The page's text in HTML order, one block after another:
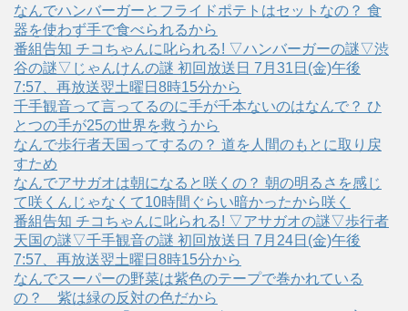
なんでハンバーガーとフライドポテトはセットなの？ 食
器を使わず手で食べられるから
番組告知 チコちゃんに叱られる! ▽ハンバーガーの謎▽渋
谷の謎▽じゃんけんの謎 初回放送日 7月31日(金)午後
7:57、再放送翌土曜日8時15分から
千手観音って言ってるのに手が千本ないのはなんで？ ひ
とつの手が25の世界を救うから
なんで歩行者天国ってするの？ 道を人間のもとに取り戻
すため
なんでアサガオは朝になると咲くの？ 朝の明るさを感じ
て咲くんじゃなくて10時間ぐらい暗かったから咲く
番組告知 チコちゃんに叱られる! ▽アサガオの謎▽歩行者
天国の謎▽千手観音の謎 初回放送日 7月24日(金)午後
7:57、再放送翌土曜日8時15分から
なんでスーパーの野菜は紫色のテープで巻かれている
の？ 紫は緑の反対の色だから